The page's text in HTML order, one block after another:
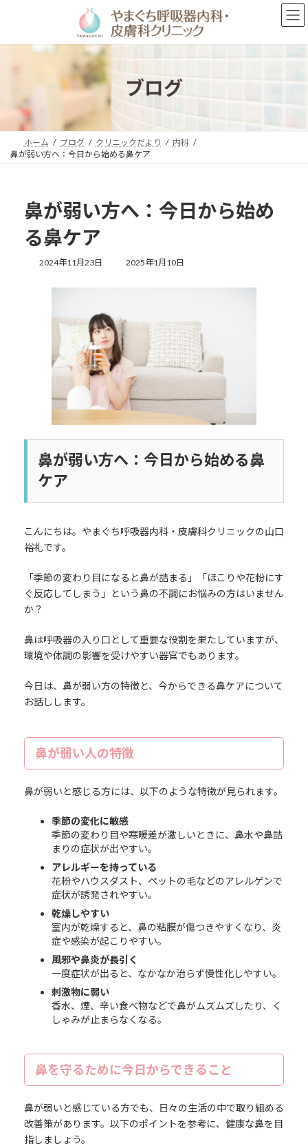
ン
プ
ー
動
ブログ
ホーム ブログ クリニックだより
内科
鼻が弱い方へ：今日から始める鼻ケア
鼻が弱い方へ：今日から始め
る鼻ケア
2024年11月23日
最
時
2025年1月10日
鼻が弱い方へ：今日から始める鼻
ケア
こんにちは。やまぐち呼吸器内科・皮膚科クリニックの山口
裕礼です。
「季節の変わり目になると鼻が詰まる」「ほこりや花粉にす
ぐ反応してしまう」という鼻の不調にお悩みの方はいません
か？
鼻は呼吸器の入り口として重要な役割を果たしていますが、
環境や体調の影響を受けやすい器官でもあります。
今日は、鼻が弱い方の特徴と、今からできる鼻ケアについて
お話しします。
鼻が弱い人の特徴
鼻が弱いと感じる方には、以下のような特徴が見られます。
季節の変化に敏感
季節の変わり目や寒暖差が激しいときに、鼻水や鼻詰
まりの症状が出やすい。
アレルギーを持っている
花粉やハウスダスト、ペットの毛などのアレルゲンで
症状が誘発されやすい。
乾燥しやすい
室内が乾燥すると、鼻の粘膜が傷つきやすくなり、炎
症や感染が起こりやすい。
風邪や鼻炎が長引く
一度症状が出ると、なかなか治らず慢性化しやすい。
刺激物に弱い
香水、煙、辛い食べ物などで鼻がムズムズしたり、く
しゃみが止まらなくなる。
鼻を守るために今日からできること
鼻が弱いと感じている方でも、日々の生活の中で取り組める
改善策があります。以下のポイントを参考に、健康な鼻を目
指しましょう。